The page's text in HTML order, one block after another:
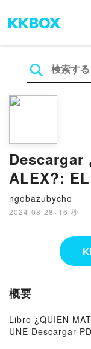
Descargar
ALEX?:
UNE
PDF y MOBI
ngobazubycho
2024-08-28 · 16 秒
概要
Libro ¿QUIEN
UNE Descargar